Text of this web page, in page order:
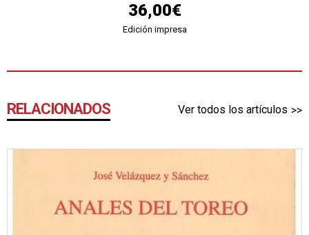
36,00€
Edición impresa
RELACIONADOS Ver todos los artículos